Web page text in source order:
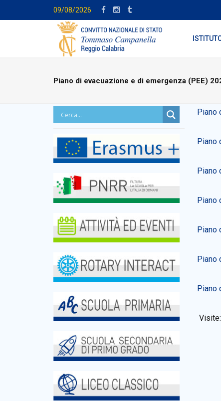
09/08/2026
Piano di evacuazione e di emergenza (PEE)
Piano
Piano
Piano
Piano
Piano
Piano
Piano
Visite: